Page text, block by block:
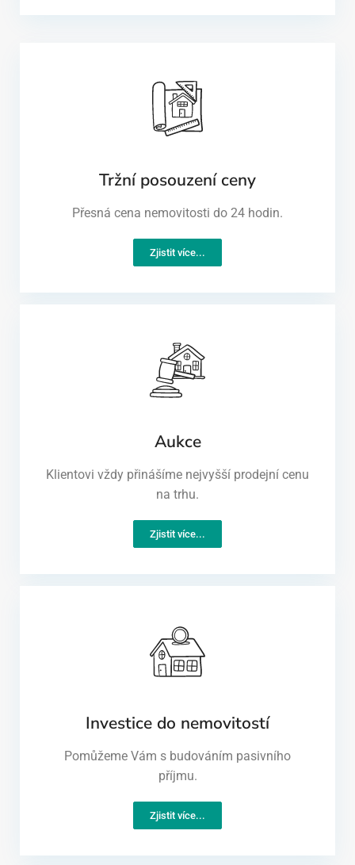
Tržní posouzení ceny
Přesná cena nemovitosti do 24 hodin.
Zjistit více...
Aukce
Klientovi vždy přinášíme nejvyšší prodejní cenu
na trhu.
Zjistit více...
Investice do nemovitostí
Pomůžeme Vám s budováním pasivního
příjmu.
Zjistit více...